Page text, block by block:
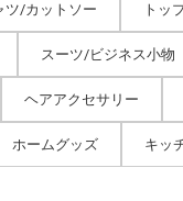
ツ/カットソー トッ
スーツ/ビジネス小物
ヘアアクセサリー
ホームグッズ キッ